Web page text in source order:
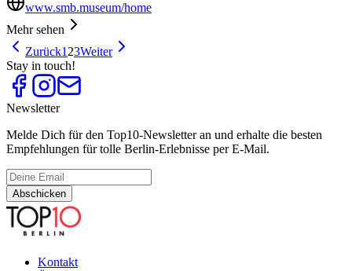
www.smb.museum/home
Mehr sehen
Zurück1 23Weiter
Stay in touch!
Newsletter
Melde Dich für den Top10-Newsletter an und erhalte die besten
Empfehlungen für tolle Berlin-Erlebnisse per E-Mail.
Abschicken
Kontakt